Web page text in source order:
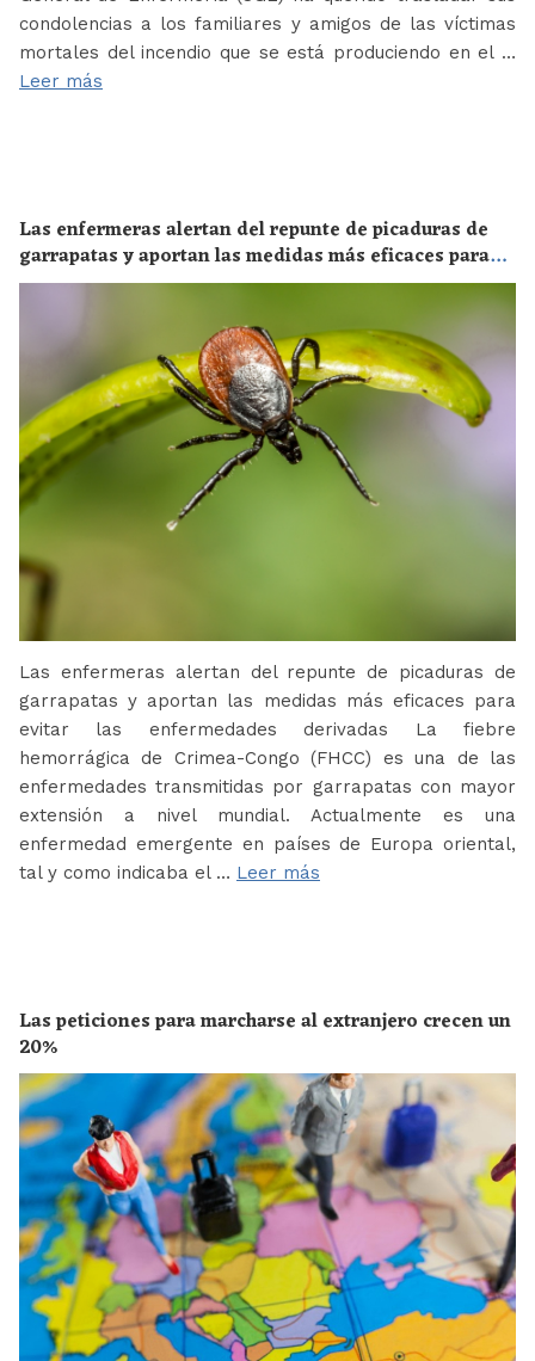
condolencias a los familiares y amigos de las víctimas
mortales del incendio que se está produciendo en el …
Leer más
Las enfermeras alertan del repunte de picaduras de
garrapatas y aportan las medidas más eficaces para
evitar las enfermedades derivadas
Las enfermeras alertan del repunte de picaduras de
garrapatas y aportan las medidas más eficaces para
evitar las enfermedades derivadas La fiebre
hemorrágica de Crimea-Congo (FHCC) es una de las
enfermedades transmitidas por garrapatas con mayor
extensión a nivel mundial. Actualmente es una
enfermedad emergente en países de Europa oriental,
tal y como indicaba el … Leer más
Las peticiones para marcharse al extranjero crecen un
20%